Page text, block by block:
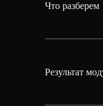
Что разберем
Результат